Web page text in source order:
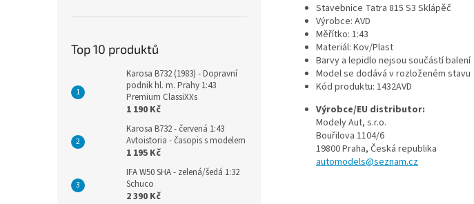
Top 10 produktů
Karosa B732 (1983) - Dopravní
podnik hl. m. Prahy 1:43
Premium ClassiXXs
1 190 Kč
Karosa B732 - červená 1:43
Avtoistoria - časopis s modelem
1 195 Kč
IFA W50 SHA - zelená/šedá 1:32
Schuco
2 390 Kč
Stavebnice Tatra 815 S3 Sklápěč
Výrobce: AVD
Měřítko: 1:43
Materiál: Kov/Plast
Barvy a lepidlo nejsou součástí balení
Model se dodává v rozloženém stavu
Kód produktu: 1432AVD
Výrobce/EU distributor:
Modely Aut, s.r.o.
Bouřilova 1104/6
19800 Praha, Česká republika
automodels@seznam.cz